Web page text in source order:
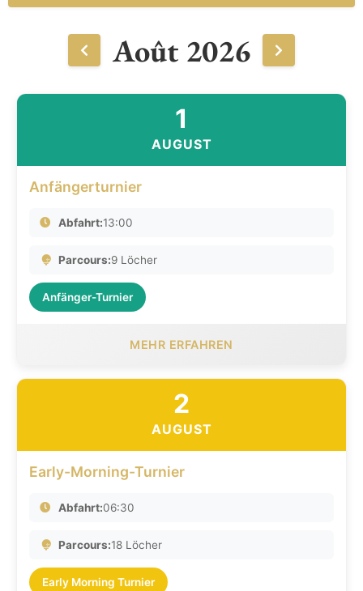
Août 2026
1
AUGUST
Anfängerturnier
Abfahrt:13:00
Parcours:9 Löcher
Anfänger-Turnier
MEHR ERFAHREN
2
AUGUST
Early-Morning-Turnier
Abfahrt:06:30
Parcours:18 Löcher
Early Morning Turnier